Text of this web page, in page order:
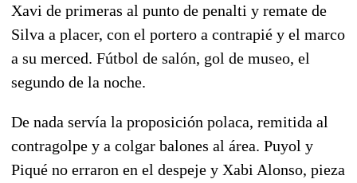
Xavi de primeras al punto de penalti y remate de
Silva a placer, con el portero a contrapié y el marco
a su merced. Fútbol de salón, gol de museo, el
segundo de la noche.
De nada servía la proposición polaca, remitida al
contragolpe y a colgar balones al área. Puyol y
Piqué no erraron en el despeje y Xabi Alonso, pieza